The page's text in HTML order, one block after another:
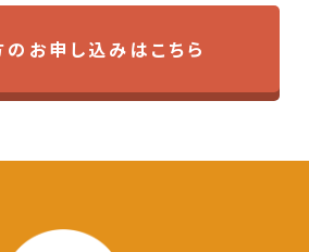
お申し込みはこちら